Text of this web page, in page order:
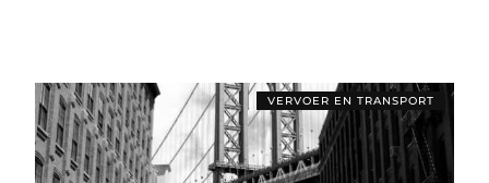
VERVOER EN TRANSPORT